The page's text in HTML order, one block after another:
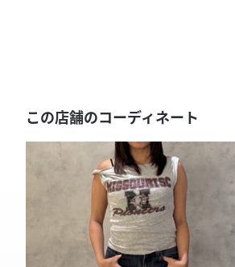
この店舗のコーディネート